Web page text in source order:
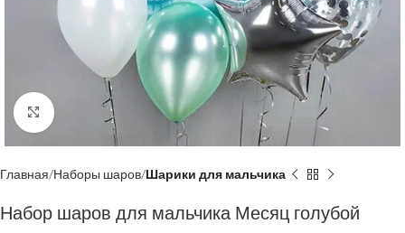
Нажмите, чтобы увеличить
Главная Наборы шаров Шарики для мальчика
Набор шаров для мальчика Месяц голубой